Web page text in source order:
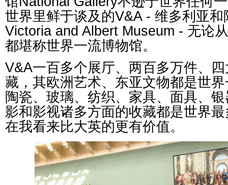
世界里鲜于谈及的V&A - 维多利亚和
Victoria and Albert Museum - 无论
都堪称世界一流博物馆。
V&A一百多个展厅、两百多万件、
藏，其欧洲艺术、东亚文物都是世
陶瓷、玻璃、纺织、家具、面具、
影和影视诸多方面的收藏都是世界
在我看来比大英的更有价值。